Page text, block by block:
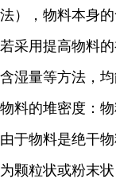
法），物料本身
若采用提高物料
含湿量等方法，
物料的堆密度：
由于物料是绝干
为颗粒状或粉末